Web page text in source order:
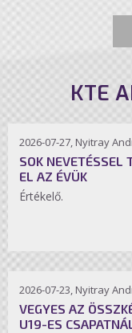
KTE
2026-07-27, Nyitray
SOK NEVETÉSSEL
EL AZ ÉVÜK
Értékelő.
2026-07-23, Nyitray
VEGYES AZ
U19-ES